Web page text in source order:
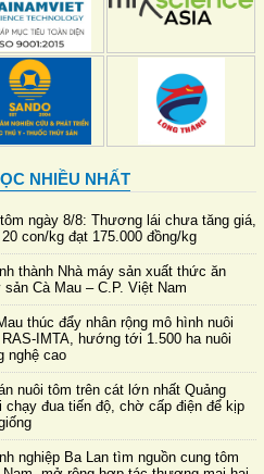
NHIỀU NHẤT
ngày 8/8: Thương lái chưa tăng giá,
con/kg đạt 175.000 đồng/kg
thành Nhà máy sản xuất thức ăn
sản Cà Mau – C.P. Việt Nam
thúc đẩy nhân rộng mô hình nuôi
IMTA, hướng tới 1.500 ha nuôi
nghệ cao
nuôi tôm trên cát lớn nhất Quảng
chạy đua tiến độ, chờ cấp điện để kịp
nghiệp Ba Lan tìm nguồn cung tôm